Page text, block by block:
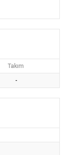
Takım
-